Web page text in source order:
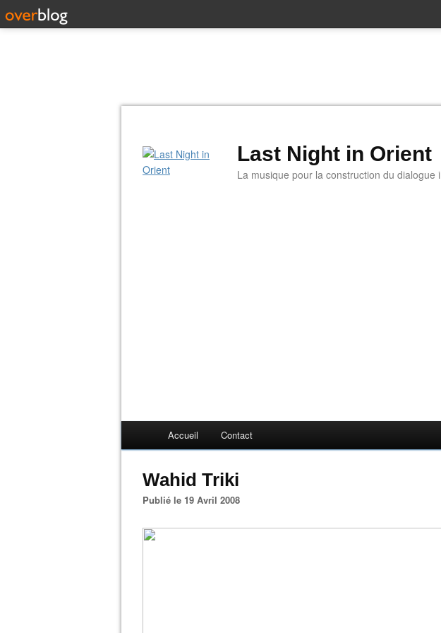
Last Night in Orient
La musique pour la construction du
Accueil Contact
Wahid Triki
Publié le 19 Avril 2008